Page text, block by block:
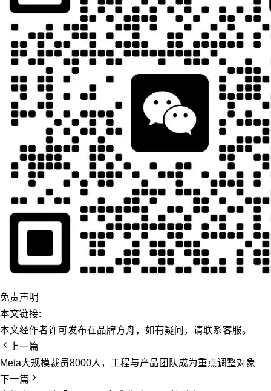
免责声明
本文链接:
本文经作者许可发布在品牌方舟，如有疑问，请联系客服。
上一篇
Meta大规模裁员8000人，工程与产品团队成为重点调整对象
下一篇